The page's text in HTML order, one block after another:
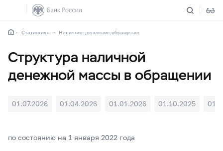
Статистика Наличное денежное обращение
Структура наличной
денежной массы в обращении
01.07.2026 01.04.2026 01.01.2026 01.10.2025
по состоянию на 1 января 2022 года